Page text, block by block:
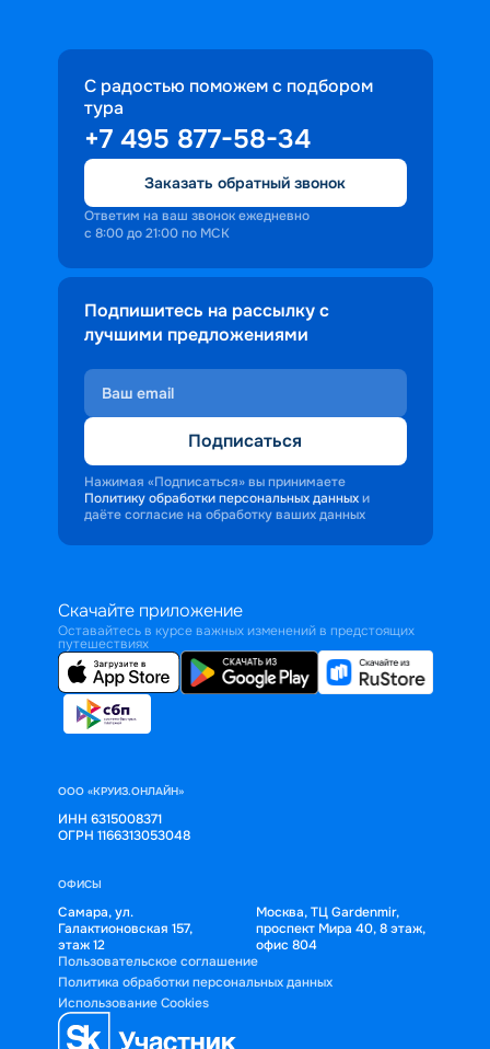
С радостью поможем с подбором
тура
+7 495 877-58-34
Заказать обратный звонок
Ответим на ваш звонок ежедневно
с 8:00 до 21:00 по МСК
Подпишитесь на рассылку с
лучшими предложениями
Подписаться
Нажимая «Подписаться» вы принимаете
Политику обработки персональных данных и
даёте согласие на обработку ваших данных
Скачайте приложение
Оставайтесь в курсе важных изменений в предстоящих
путешествиях
ООО «КРУИЗ.ОНЛАЙН»
ИНН 6315008371
ОГРН 1166313053048
ОФИСЫ
Самара, ул.
Галактионовская 157,
этаж 12
Москва, ТЦ Gardenmir,
проспект Мира 40, 8 этаж,
офис 804
Пользовательское соглашение
Политика обработки персональных данных
Использование Cookies